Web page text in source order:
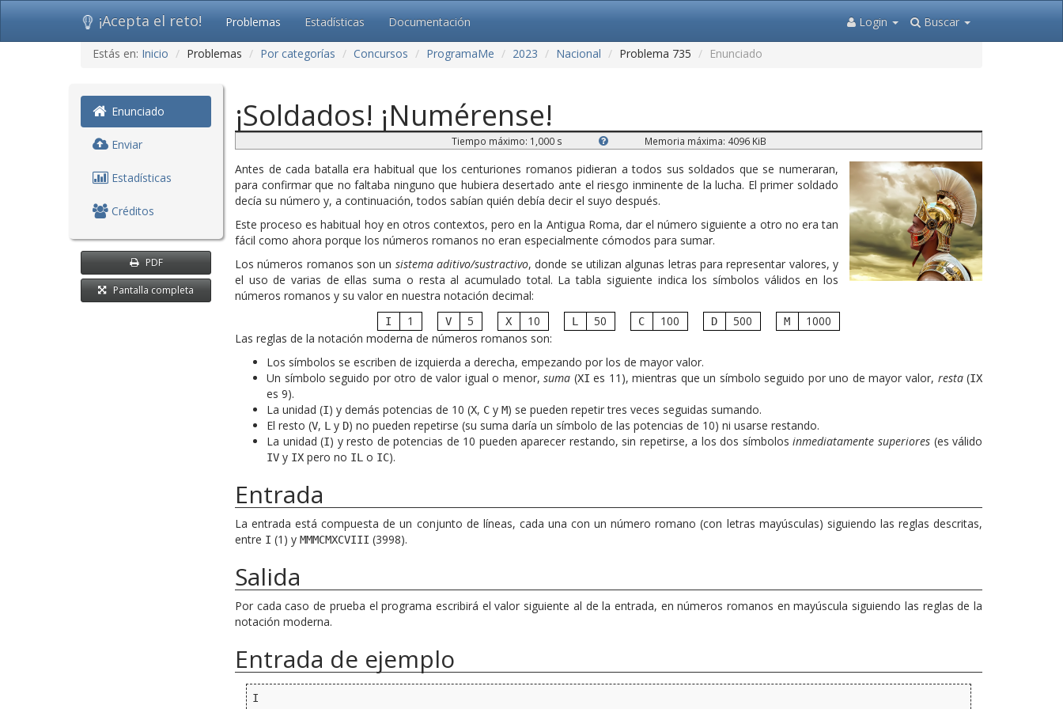
Ir
¡Acepta el reto! Problemas Estadísticas Documentación Buscar
Login
Estás en: Inicio Problemas Por categorías Concursos ProgramaMe 2023 Nacional Problema 735 Enunciado
Enunciado
Enviar
Estadísticas
Créditos
PDF
Pantalla completa
¡Soldados! ¡Numérense!
Tiempo máximo: 1,000 s Memoria máxima: 4096 KiB
Antes de cada batalla era habitual que los centuriones romanos pidieran a todos sus soldados que se numeraran,
para confirmar que no faltaba ninguno que hubiera desertado ante el riesgo inminente de la lucha. El primer soldado
decía su número y, a continuación, todos sabían quién debía decir el suyo después.
Este proceso es habitual hoy en otros contextos, pero en la Antigua Roma, dar el número siguiente a otro no era tan
fácil como ahora porque los números romanos no eran especialmente cómodos para sumar.
Los números romanos son un sistema aditivo/sustractivo, donde se utilizan algunas letras para representar valores, y
el uso de varias de ellas suma o resta al acumulado total. La tabla siguiente indica los símbolos válidos en los
números romanos y su valor en nuestra notación decimal:
I 1 V 5 X 10 L 50 C 100 D 500 M
1000
Las reglas de la notación moderna de números romanos son:
Los símbolos se escriben de izquierda a derecha, empezando por los de mayor valor.
Un símbolo seguido por otro de valor igual o menor,suma (XI es 11), mientras que un símbolo seguido por uno de mayor valor, resta(IX
es 9).
La unidad (I) y demás potencias de 10 (X, C y M) se pueden repetir tres veces seguidas sumando.
El resto (V, L y D) no pueden repetirse (su suma daría un símbolo de las potencias de 10) ni usarse restando.
La unidad (I) y resto de potencias de 10 pueden aparecer restando, sin repetirse, a los dos símbolosinmediatamente superiores(es válido
IV y IX pero no IL o IC).
Entrada
La entrada está compuesta de un conjunto de líneas, cada una con un número romano (con letras mayúsculas) siguiendo las reglas descritas,
entre I (1) y MMMCMXCVIII (3998).
Salida
Por cada caso de prueba el programa escribirá el valor siguiente al de la entrada, en números romanos en mayúscula siguiendo las reglas de la
notación moderna.
Entrada de ejemplo
I